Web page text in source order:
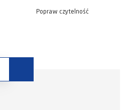
Popraw czytelność